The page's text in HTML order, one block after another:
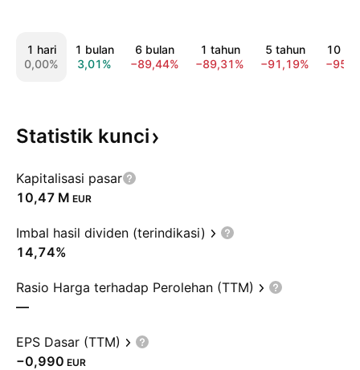
1 hari
0,00%
1 bulan
3,01%
6 bulan
−89,44%
1 tahun
−89,31%
5 tahun
−91,19%
10
Statistik kunci
Kapitalisasi pasar
‪10,47 M‬ EUR
Imbal hasil dividen (terindikasi)
14,74%
Rasio Harga terhadap Perolehan (TTM)
—
EPS Dasar (TTM)
−0,990 EUR